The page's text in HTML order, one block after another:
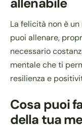
allenabile
La felicità non è
puoi allenare,
necessario
mentale che ti
resilienza e
Cosa puoi
della tua